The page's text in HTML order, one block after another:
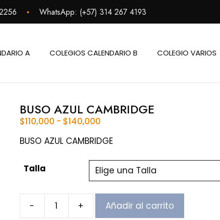
• WhatsApp: (+57) 314 267 4193
A COLEGIOS CALENDARIO B COLEGIO VARIOS
BUSO AZUL CAMBRIDGE
$110,000 - $140,000Rango
precios:
$110,000
hasta
$140,000
BUSO AZUL CAMBRIDGE
Talla
-
BUSO
+ Añadir al carrito